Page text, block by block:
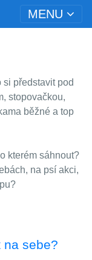
MENU
představit pod
stopovačkou,
běžné a top
kterém sáhnout?
na psí akci,
na sebe?